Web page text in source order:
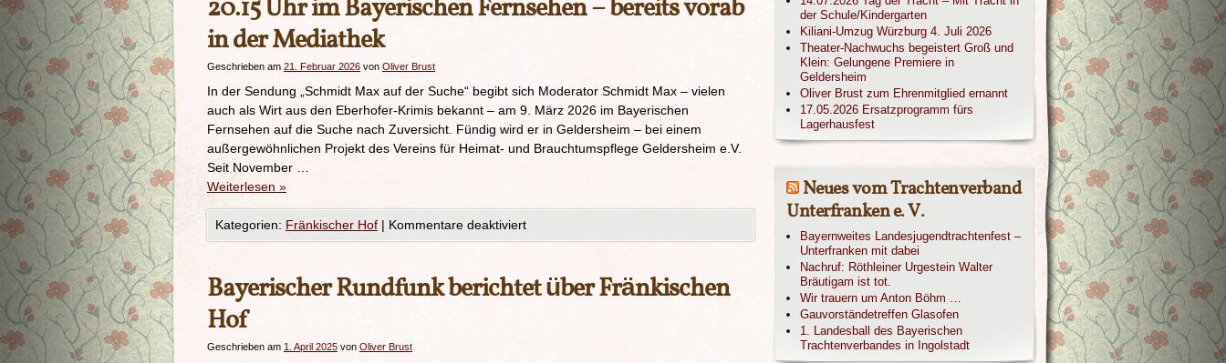
20.15 Uhr im Bayerischen Fernsehen – bereits vorab
in der Mediathek
Geschrieben am 21. Februar 2026 von Oliver Brust
In der Sendung „Schmidt Max auf der Suche“ begibt sich Moderator Schmidt Max – vielen
auch als Wirt aus den Eberhofer-Krimis bekannt – am 9. März 2026 im Bayerischen
Fernsehen auf die Suche nach Zuversicht. Fündig wird er in Geldersheim – bei einem
außergewöhnlichen Projekt des Vereins für Heimat- und Brauchtumspflege Geldersheim e.V.
Seit November …
Weiterlesen »
Kategorien: Fränkischer Hof | Kommentare deaktiviert
Bayerischer Rundfunk berichtet über Fränkischen
Hof
Geschrieben am 1. April 2025 von Oliver Brust
der Schule/Kindergarten
Kiliani-Umzug Würzburg 4. Juli 2026
Theater-Nachwuchs begeistert Groß und
Klein: Gelungene Premiere in
Geldersheim
Oliver Brust zum Ehrenmitglied ernannt
17.05.2026 Ersatzprogramm fürs
Lagerhausfest
Neues vom Trachtenverband
Unterfranken e. V.
Bayernweites Landesjugendtrachtenfest –
Unterfranken mit dabei
Nachruf: Röthleiner Urgestein Walter
Bräutigam ist tot.
Wir trauern um Anton Böhm …
Gauvorständetreffen Glasofen
1. Landesball des Bayerischen
Trachtenverbandes in Ingolstadt